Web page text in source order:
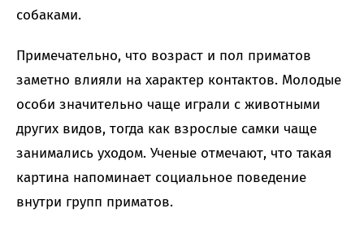
собаками.
Примечательно, что возраст и пол приматов
заметно влияли на характер контактов. Молодые
особи значительно чаще играли с животными
других видов, тогда как взрослые самки чаще
занимались уходом. Ученые отмечают, что такая
картина напоминает социальное поведение
внутри групп приматов.